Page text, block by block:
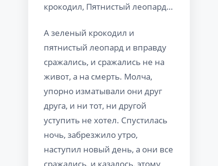
крокодил, Пятнистый леопард…
А зеленый крокодил и
пятнистый леопард и вправду
сражались, и сражались не на
живот, а на смерть. Молча,
упорно изматывали они друг
друга, и ни тот, ни другой
уступить не хотел. Спустилась
ночь, забрезжило утро,
наступил новый день, а они все
сражались, и казалось, этому